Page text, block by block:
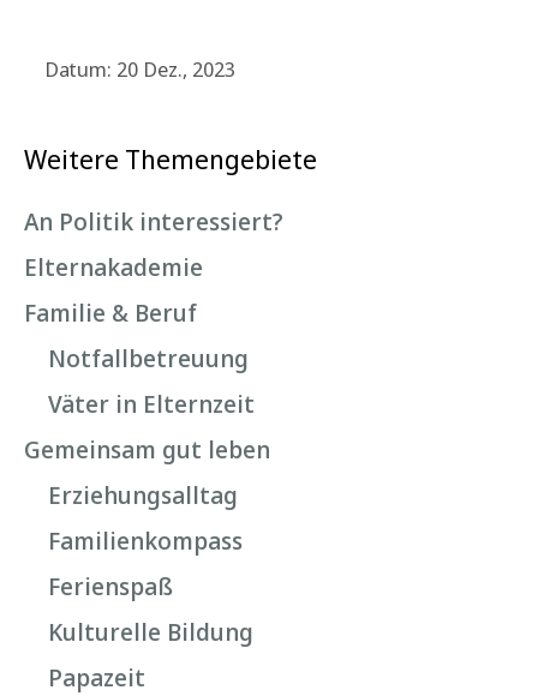
Datum: 20 Dez., 2023
Weitere Themengebiete
An Politik interessiert?
Elternakademie
Familie & Beruf
Notfallbetreuung
Väter in Elternzeit
Gemeinsam gut leben
Erziehungsalltag
Familienkompass
Ferienspaß
Kulturelle Bildung
Papazeit